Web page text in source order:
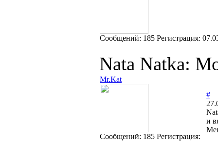
Cообщений: 185 Регистрация:
Nata Natka:
Mr.Kat
Cообщений: 185 Регистрация:
#
и